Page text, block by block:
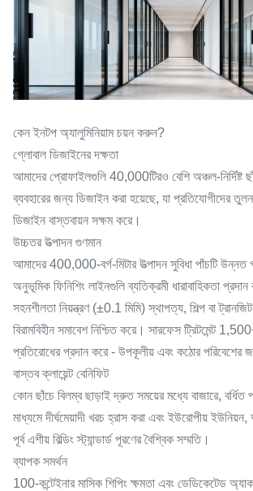
কেন ইনটপ অ্যালুমিনিয়াম চয়ন করুন?
গ্লোবাল ডিজাইনের দক্ষতা
আমাদের প্রোফাইলগুলি 40,000টিরও বেশি অঞ্চল-নির্দিষ্ট
ব্যবহারের জন্য ডিজাইন করা হয়েছে, যা প্রতিযোগীদের
ডিজাইন বাস্তবায়ন সক্ষম করে।
উচ্চতর উত্পাদন গুণমান
আমাদের 400,000-বর্গ-মিটার উত্পাদন সুবিধা পাঁচটি উন্নত
অনুভূমিক ফিনিশিং লাইনগুলি ব্যতিক্রমী ধারাবাহিকতা
সহনশীলতা নিয়ন্ত্রণ (±0.1 মিমি) স্থাপত্য, শিল্প বা
বিরামবিহীন সমাবেশ নিশ্চিত করে। সারফেস ট্রিটমেন্ট
প্রতিরোধের প্রদান করে - উপকূলীয় এবং কঠোর পরিবেশের
বাস্তব ক্লায়েন্ট বেনিফিট
কোন ছাঁচে বিলম্ব ছাড়াই দ্রুত সময়ের মধ্যে বাজারে,
মাধ্যমে দীর্ঘমেয়াদী খরচ হ্রাস করা এবং ইউরোপীয়
পূর্ব এশীয় বিল্ডিং স্ট্যান্ডার্ড পূরণের বৈশ্বিক সম্মতি।
ব্যাপক সমর্থন
100-কন্টেইনার মাসিক শিপিং ক্ষমতা এবং ডেডিকেটেড